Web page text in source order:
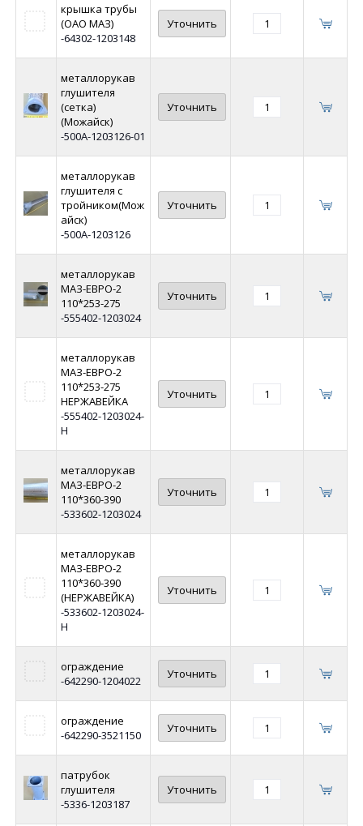
крышка трубы
(ОАО МАЗ)
-64302-1203148
Уточнить
металлорукав
глушителя
(сетка)
(Можайск)
-500А-1203126-01
Уточнить
металлорукав
глушителя с
тройником(Мож
айск)
-500А-1203126
Уточнить
металлорукав
МАЗ-ЕВРО-2
110*253-275
-555402-1203024
Уточнить
металлорукав
МАЗ-ЕВРО-2
110*253-275
НЕРЖАВЕЙКА
-555402-1203024-
Н
Уточнить
металлорукав
МАЗ-ЕВРО-2
110*360-390
-533602-1203024
Уточнить
металлорукав
МАЗ-ЕВРО-2
110*360-390
(НЕРЖАВЕЙКА)
-533602-1203024-
Н
Уточнить
ограждение
-642290-1204022
Уточнить
ограждение
-642290-3521150
Уточнить
патрубок
глушителя
-5336-1203187
Уточнить